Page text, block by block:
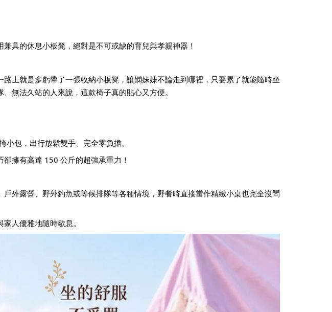
具的休息小板凳，絕對是不可或缺的育兒與孝親神器！
上就是多虧帶了一張收納小板凳，讓嫻妹妹不論走到哪裡，只要累了就能隨時坐
無法久站的人來說，這款椅子真的貼心又方便。
包，出行放鬆雙手、完全零負擔。
擁有高達 150 公斤的超強承重力！
外露營、野外釣魚或等候排隊等各種情境，野餐時直接當作精緻小桌也完全沒問
人優雅地隨時歇息。